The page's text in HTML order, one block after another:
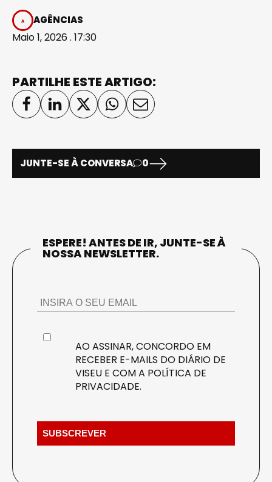
AGÊNCIAS
Maio 1, 2026 . 17:30
PARTILHE ESTE ARTIGO:
JUNTE-SE À CONVERSA 0
ESPERE! ANTES DE IR, JUNTE-SE À
NOSSA NEWSLETTER.
AO ASSINAR, CONCORDO EM
RECEBER E-MAILS DO DIÁRIO DE
VISEU E COM A POLÍTICA DE
PRIVACIDADE.